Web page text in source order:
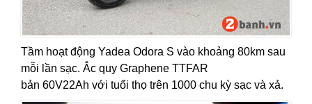
Tầm hoạt động Yadea Odora S vào khoảng 80km sau
mỗi lần sạc. Ắc quy Graphene TTFAR
bản 60V22Ah với tuổi thọ trên 1000 chu kỳ sạc và xả.